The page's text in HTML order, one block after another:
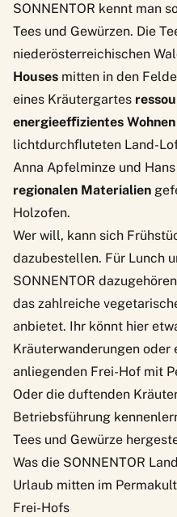
SONNENTOR kennt man
Tees und Gewürzen. Die
niederösterreichischen
Houses mitten in den
eines Kräutergartes
energieefﬁzientes Wohnen
lichtdurchﬂuteten Land-
Anna Apfelminze und
regionalen Materialien
Holzofen.
Wer will, kann sich
dazubestellen. Für Lunch
SONNENTOR
das zahlreiche
anbietet. Ihr könnt hier
Kräuterwanderungen oder
anliegenden Frei-Hof mit
Oder die duftenden
Betriebsführung
Tees und Gewürze
Was die SONNENTOR
Urlaub mitten im
Frei-Hofs